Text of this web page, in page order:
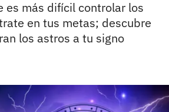
es más difícil controlar los
en tus metas; descubre
los astros a tu signo